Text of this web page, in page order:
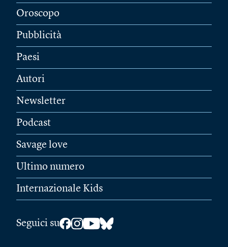
Oroscopo
Pubblicità
Paesi
Autori
Newsletter
Podcast
Savage love
Ultimo numero
Internazionale Kids
Seguici su